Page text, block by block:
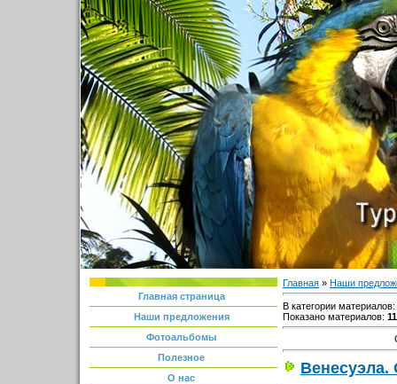
Главная страница
Наши предложения
Фотоальбомы
Полезное
О нас
Главная » Наши
В категории материалов:
Показано материалов:
Венесуэла.